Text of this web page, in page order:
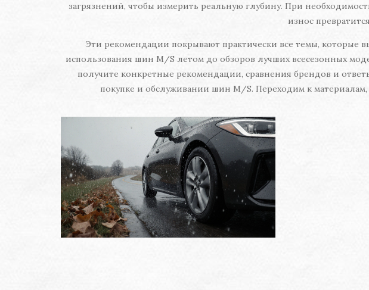
загрязнений, чтобы измерить реальную глубину. При
износ
Эти рекомендации покрывают практически все темы, которые
использования шин M/S летом до обзоров лучших всесезонных
получите конкретные рекомендации, сравнения брендов и
покупке и обслуживании шин M/S. Переходим к